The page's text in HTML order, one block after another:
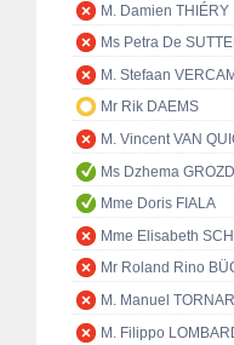
M. Damien THIÉRY
Ms Petra De
M. Stefaan
Mr Rik DAEMS
M. Vincent VAN
Ms Dzhema
Mme Doris FIALA
Mme Elisabeth
Mr Roland Rino
M. Manuel
M. Filippo